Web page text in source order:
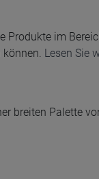
Produkte im
Lesen Sie
breiten Palette